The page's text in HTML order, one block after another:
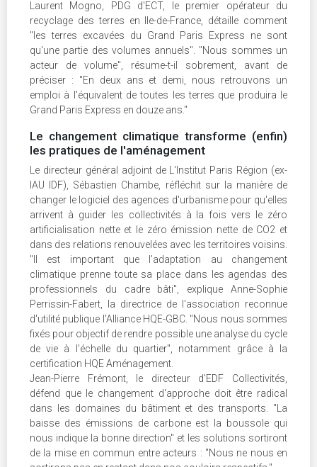
Laurent Mogno, PDG d'ECT, le premier opérateur du
recyclage des terres en Ile-de-France, détaille comment
"les terres excavées du Grand Paris Express ne sont
qu'une partie des volumes annuels". "Nous sommes un
acteur de volume", résume-t-il sobrement, avant de
préciser : "En deux ans et demi, nous retrouvons un
emploi à l'équivalent de toutes les terres que produira le
Grand Paris Express en douze ans."
Le changement climatique transforme (enfin)
les pratiques de l'aménagement
Le directeur général adjoint de L'Institut Paris Région (ex-
IAU IDF), Sébastien Chambe, réfléchit sur la manière de
changer le logiciel des agences d'urbanisme pour qu'elles
arrivent à guider les collectivités à la fois vers le zéro
artificialisation nette et le zéro émission nette de CO2 et
dans des relations renouvelées avec les territoires voisins.
"Il est important que l’adaptation au changement
climatique prenne toute sa place dans les agendas des
professionnels du cadre bâti", explique Anne-Sophie
Perrissin-Fabert, la directrice de l'association reconnue
d'utilité publique l'Alliance HQE-GBC. "Nous nous sommes
fixés pour objectif de rendre possible une analyse du cycle
de vie à l’échelle du quartier", notamment grâce à la
certification HQE Aménagement.
Jean-Pierre Frémont, le directeur d'EDF Collectivités,
défend que le changement d'approche doit être radical
dans les domaines du bâtiment et des transports. "La
baisse des émissions de carbone est la boussole qui
nous indique la bonne direction" et les solutions sortiront
de la mise en commun entre acteurs : "Nous ne nous en